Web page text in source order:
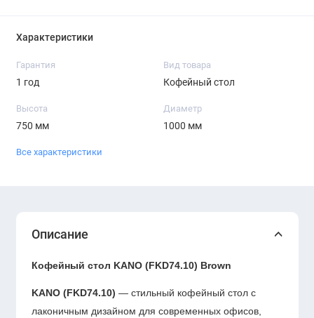
Характеристики
Гарантия
1 год
Вид товара
Кофейный стол
Высота
750 мм
Диаметр
1000 мм
Все характеристики
Описание
Кофейный стол KANO (FKD74.10) Brown
KANO (FKD74.10) — стильный кофейный стол с
лаконичным дизайном для современных офисов,